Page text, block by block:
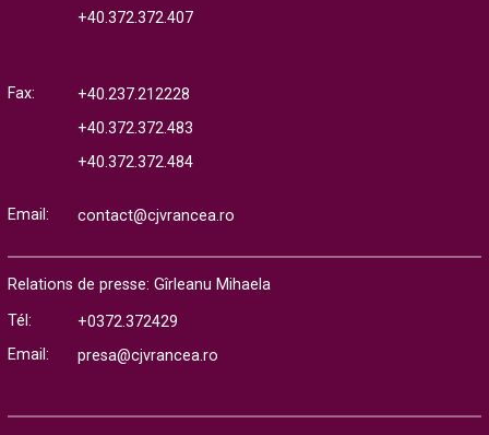
+40.372.372.407
Fax:
+40.237.212228
+40.372.372.483
+40.372.372.484
Email: contact@cjvrancea.ro
Relations de presse: Gîrleanu Mihaela
Tél:
+0372.372429
Email:
presa@cjvrancea.ro